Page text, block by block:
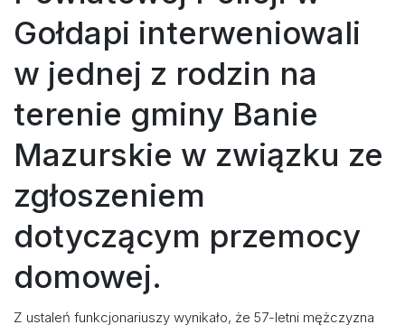
Gołdapi interweniowali
w jednej z rodzin na
terenie gminy Banie
Mazurskie w związku ze
zgłoszeniem
dotyczącym przemocy
domowej.
Z ustaleń funkcjonariuszy wynikało, że 57-letni mężczyzna